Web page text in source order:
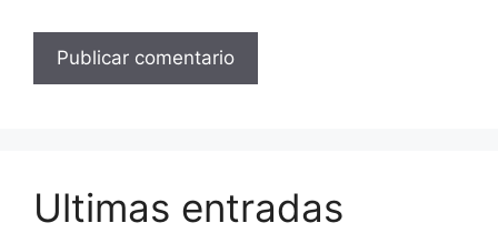
Ultimas entradas